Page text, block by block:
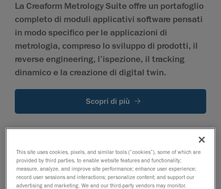
La Creaform Metrology Suite offre un portafoglio
completo di moduli applicativi software pensati
in modo specifico per le applicazioni di
metrologia, compreso lo sviluppo di prodotti, il
reverse engineering, l’ispezione, il tracking
dinamico e la creazione di digital twin.
Scopri di più
Creaform Metrology Suite
Portafoglio completo di moduli
applicativi 3D per la misurazione
This site uses cookies, pixels, and similar tools (“cookies”), some of which are
provided by third parties, to enable website features and functionality;
measure, analyze, and improve site performance; enhance user experience;
record user sessions and interactions; personalize content; and support our
advertising and marketing. We and our third-party vendors may monitor,